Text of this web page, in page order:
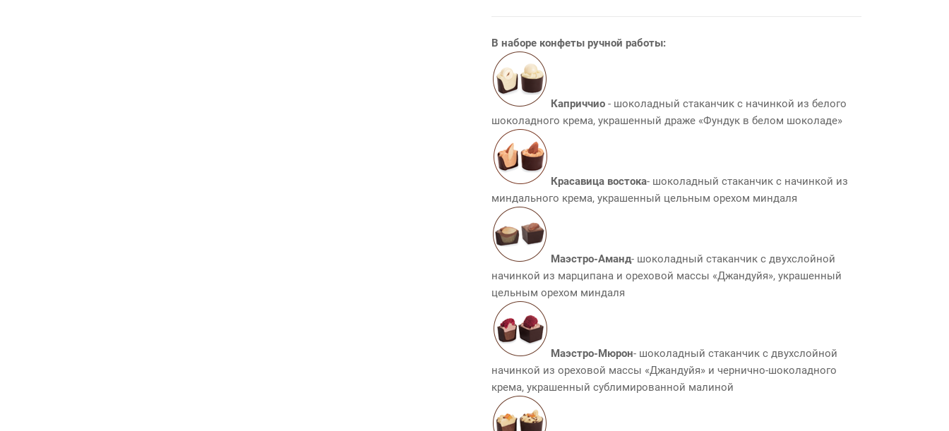
В наборе конфеты ручной работы:
Каприччио - шоколадный стаканчик с начинкой из белого
шоколадного крема, украшенный драже «Фундук в белом шоколаде»
Красавица востока- шоколадный стаканчик с начинкой из
миндального крема, украшенный цельным орехом миндаля
Маэстро-Аманд- шоколадный стаканчик с двухслойной
начинкой из марципана и ореховой массы «Джандуйя», украшенный
цельным орехом миндаля
Маэстро-Мюрон- шоколадный стаканчик с двухслойной
начинкой из ореховой массы «Джандуйя» и чернично-шоколадного
крема, украшенный сублимированной малиной